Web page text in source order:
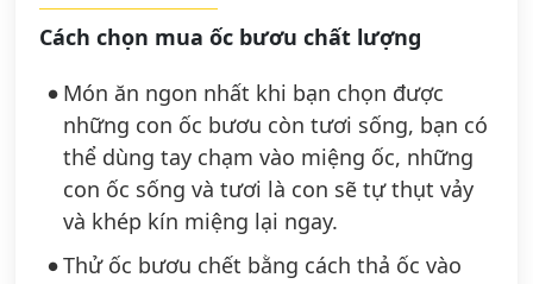
Cách chọn mua ốc bươu chất lượng
Món ăn ngon nhất khi bạn chọn được
những con ốc bươu còn tươi sống, bạn có
thể dùng tay chạm vào miệng ốc, những
con ốc sống và tươi là con sẽ tự thụt vảy
và khép kín miệng lại ngay.
Thử ốc bươu chết bằng cách thả ốc vào